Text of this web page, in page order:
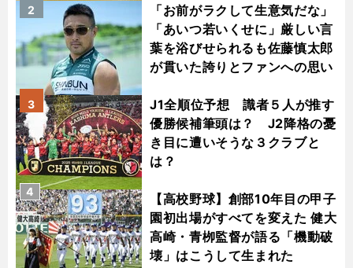
「お前がラクして生意気だな」
「あいつ若いくせに」厳しい言
葉を浴びせられるも佐藤慎太郎
が貫いた誇りとファンへの思い
2
J1全順位予想 識者５人が推す
優勝候補筆頭は？ J2降格の憂
き目に遭いそうな３クラブと
は？
3
【高校野球】創部10年目の甲子
園初出場がすべてを変えた 健大
高崎・青栁監督が語る「機動破
壊」はこうして生まれた
4